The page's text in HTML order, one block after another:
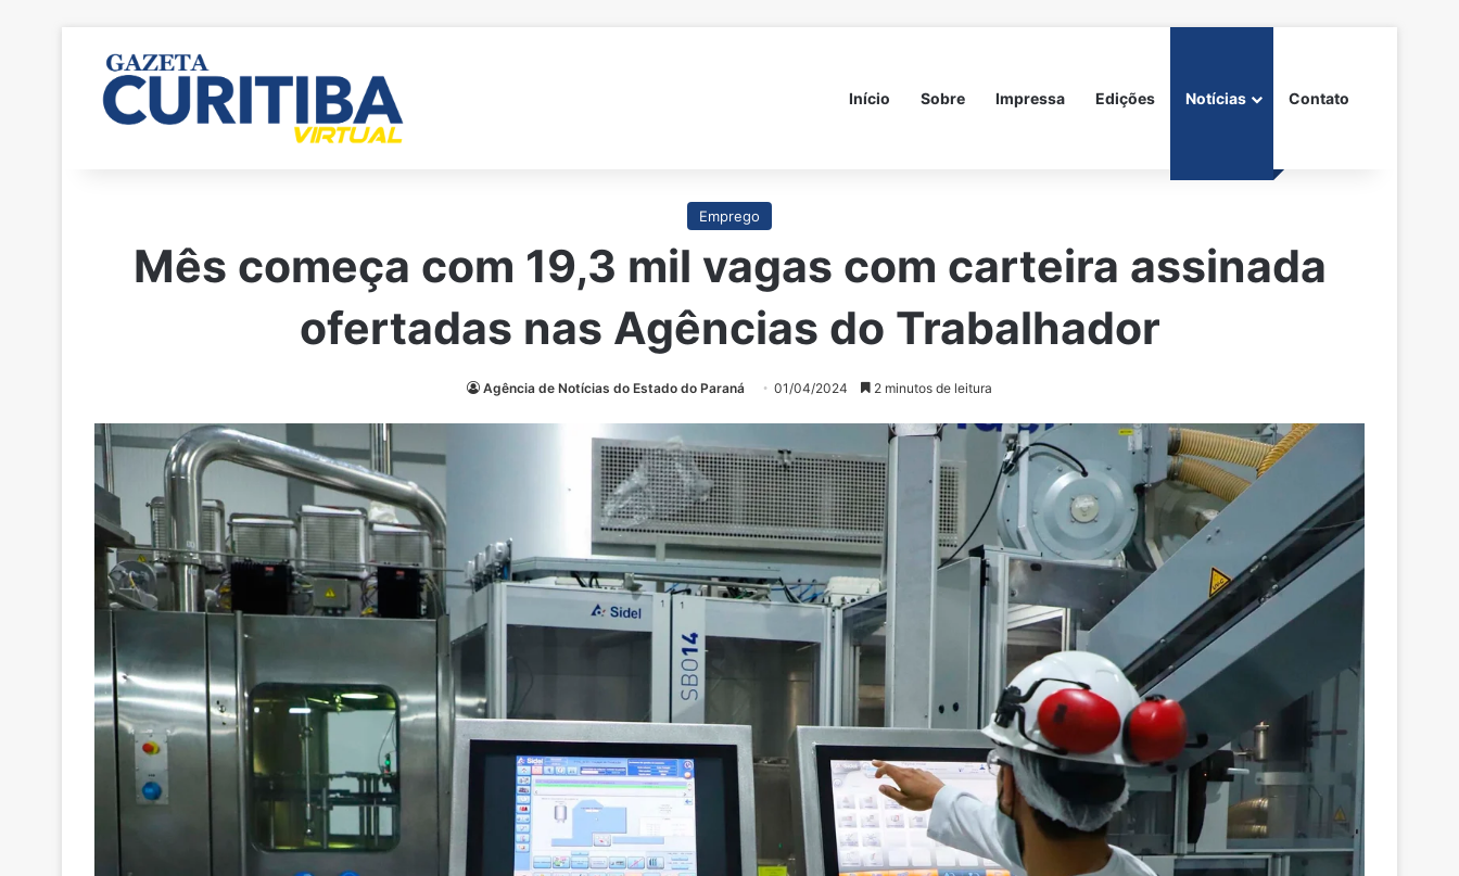
Início Sobre Impressa Edições Notícias Contato
Emprego
Mês começa com 19,3 mil vagas com carteira assinada
ofertadas nas Agências do Trabalhador
Agência de Notícias do Estado do Paraná 01/04/2024 2 minutos de leitura